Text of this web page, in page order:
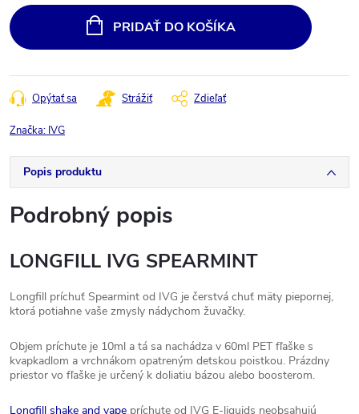
cena:
PRIDAŤ DO KOŠÍKA
Opýtať sa Strážiť Zdieľať
Značka: IVG
Popis produktu
Podrobný popis
LONGFILL IVG SPEARMINT
Longfill príchuť Spearmint od IVG je čerstvá chuť mäty piepornej,
ktorá potiahne vaše zmysly nádychom žuvačky.
Objem príchute je 10ml a tá sa nachádza v 60ml PET fľaške s
kvapkadlom a vrchnákom opatreným detskou poistkou. Prázdny
priestor vo fľaške je určený k doliatiu bázou alebo boosterom.
Longfill shake and vape príchute od IVG E-liquids neobsahujú